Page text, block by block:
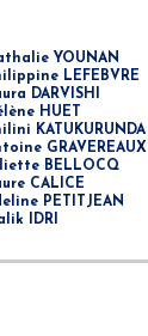
YOUNAN
LEFEBVRE
DARVISHI
HUET
KATUKURUNDA
GRAVEREAUX
BELLOCQ
CALICE
PETITJEAN
IDRI